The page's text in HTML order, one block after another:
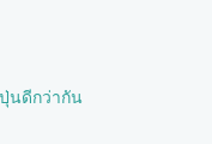
นดีกว่ากัน